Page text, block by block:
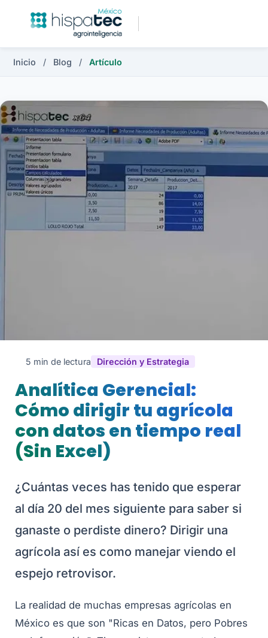
Inicio / Blog / Artículo
5 min de lectura Dirección y Estrategia
Analítica Gerencial:
Cómo dirigir tu agrícola
con datos en tiempo real
(Sin Excel)
¿Cuántas veces has tenido que esperar
al día 20 del mes siguiente para saber si
ganaste o perdiste dinero? Dirigir una
agrícola así es como manejar viendo el
espejo retrovisor.
La realidad de muchas empresas agrícolas en
México es que son "Ricas en Datos, pero Pobres